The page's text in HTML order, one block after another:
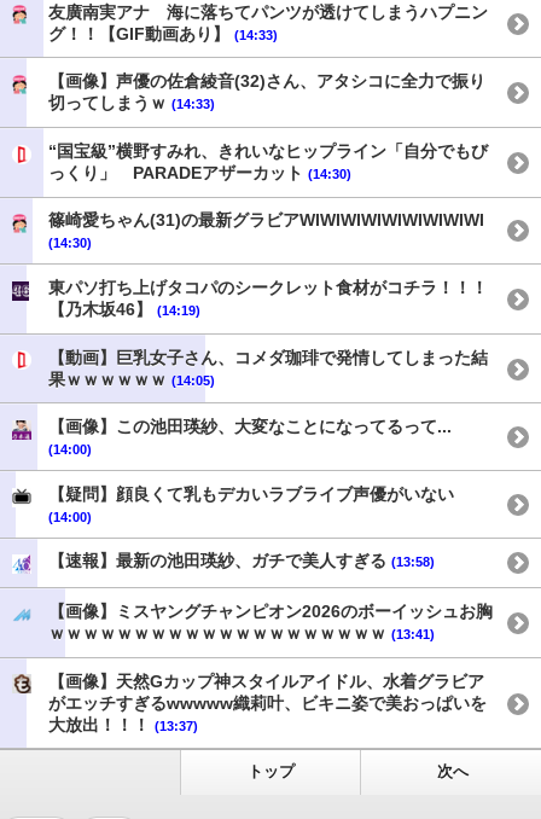
友廣南実アナ 海に落ちてパンツが透けてしまうハプニン
グ！！【GIF動画あり】
(14:33)
【画像】声優の佐倉綾音(32)さん、アタシコに全力で振り
切ってしまうｗ (14:33)
“国宝級”横野すみれ、きれいなヒップライン「自分でもび
っくり」 PARADEアザーカット (14:30)
篠崎愛ちゃん(31)の最新グラビアWIWIWIWIWIWIWIWIWI
(14:30)
東パソ打ち上げタコパのシークレット食材がコチラ！！！
【乃木坂46】
(14:19)
【動画】巨乳女子さん、コメダ珈琲で発情してしまった結
果ｗｗｗｗｗｗ (14:05)
【画像】この池田瑛紗、大変なことになってるって...
(14:00)
【疑問】顔良くて乳もデカいラブライブ声優がいない
(14:00)
【速報】最新の池田瑛紗、ガチで美人すぎる (13:58)
【画像】ミスヤングチャンピオン2026のボーイッシュお胸
ｗｗｗｗｗｗｗｗｗｗｗｗｗｗｗｗｗｗｗｗ (13:41)
【画像】天然Gカップ神スタイルアイドル、水着グラビア
がエッチすぎるwwwww織莉叶、ビキニ姿で美おっぱいを
大放出！！！
(13:37)
トップ 次へ